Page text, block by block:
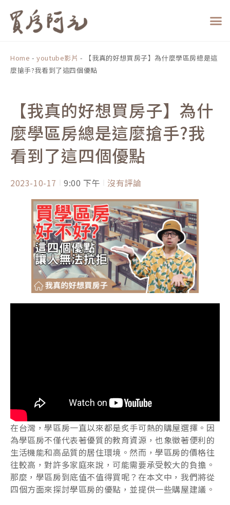
Home -youtube影片 -
【我真的好想買房子】為什麼學區房總是這
麼搶手?我看到了這四個優點
【我真的好想買房子】為什
麼學區房總是這麼搶手?我
看到了這四個優點
2023-10-17 9:00 下午 沒有評論
在台灣，學區房一直以來都是炙手可熱的購屋選擇。因
為學區房不僅代表著優質的教育資源，也象徵著便利的
生活機能和高品質的居住環境。然而，學區房的價格往
往較高，對許多家庭來說，可能需要承受較大的負擔。
那麼，學區房到底值不值得買呢？在本文中，我們將從
四個方面來探討學區房的優點，並提供一些購屋建議。